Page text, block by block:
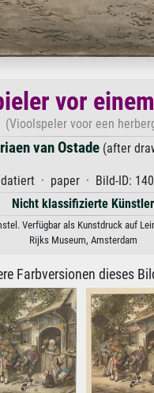
vor
(Vioolspeler voor een
van Ostade(after
· paper · Bild-ID:
Nicht klassifizierte Künstler
Verfügbar als Kunstdruck auf
Rijks Museum, Amsterdam
Farbversionen dieses